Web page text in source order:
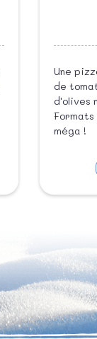
Une
de
d'olives
méga !